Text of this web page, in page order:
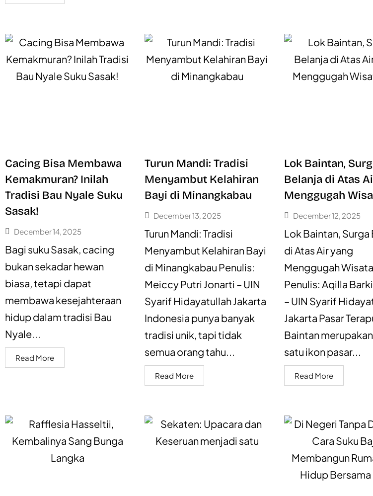
Cacing Bisa Membawa
Kemakmuran? Inilah
Tradisi Bau Nyale Suku
Sasak!
December 14, 2025
Bagi suku Sasak, cacing
bukan sekadar hewan
biasa, tetapi dapat
membawa kesejahteraan
hidup dalam tradisi Bau
Nyale...
Read More
Turun Mandi: Tradisi
Menyambut Kelahiran
Bayi di Minangkabau
December 13, 2025
Turun Mandi: Tradisi
Menyambut Kelahiran Bayi
di Minangkabau Penulis:
Meiccy Putri Jonarti – UIN
Syarif Hidayatullah Jakarta
Indonesia punya banyak
tradisi unik, tapi tidak
semua orang tahu...
Read More
Lok Baintan,
Belanja di Atas
Menggugah
December 12, 2025
Lok Baintan, Surga
di Atas Air yang
Menggugah
Penulis: Aqilla
– UIN Syarif
Jakarta Pasar
Baintan
satu ikon pasar...
Read More